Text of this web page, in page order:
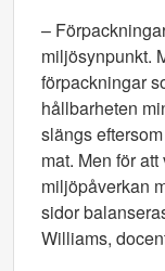
–
miljösynpunkt.
förpackningar
hållbarheten
slängs
mat. Men för
miljöpåverkan
sidor
Williams,